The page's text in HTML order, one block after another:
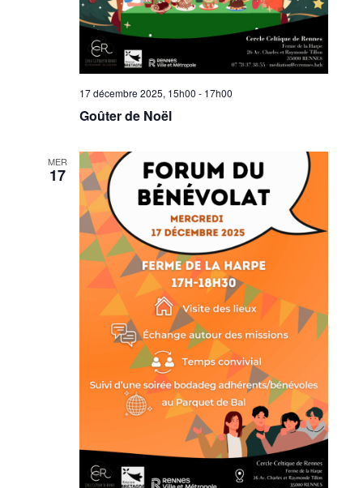
17 décembre 2025, 15h00 - 17h00
Goûter de Noël
MER
17